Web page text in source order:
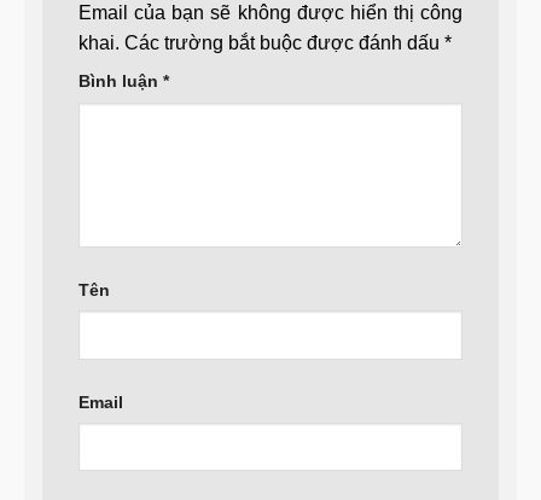
Email của bạn sẽ không được hiển thị công
khai. Các trường bắt buộc được đánh dấu *
Bình luận *
Tên
Email